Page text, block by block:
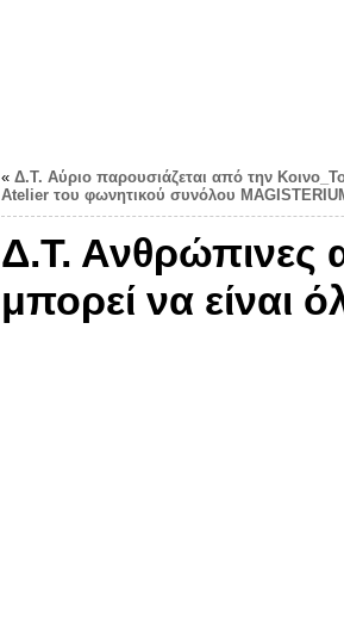
« Δ.Τ. Αύριο παρουσιάζεται από την
Atelier του φωνητικού συνόλου
Δ.Τ. Ανθρώπινες
μπορεί να είναι